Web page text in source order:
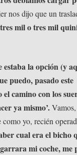
nos dijo que un
tres mil o tres mil
estaba la opción (y
puedo, pasado este
el camino con los
ya mismo’.
como yo, recién
cual era el bicho
mi coche, me